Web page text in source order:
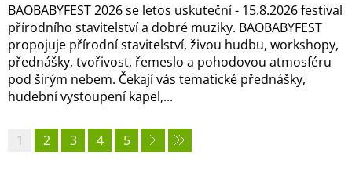
BAOBABYFEST 2026 se letos uskuteční - 15.8.2026 festival
přírodního stavitelství a dobré muziky. BAOBABYFEST
propojuje přírodní stavitelství, živou hudbu, workshopy,
přednášky, tvořivost, řemeslo a pohodovou atmosféru
pod širým nebem. Čekají vás tematické přednášky,
hudební vystoupení kapel,...
1 2 3 4 5